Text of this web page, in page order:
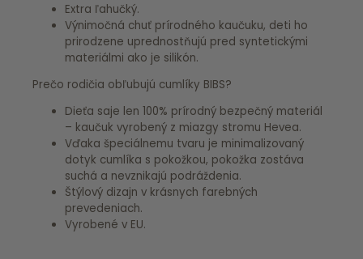
Extra ľahučký.
Výnimočná chuť prírodného kaučuku, deti ho
prirodzene uprednostňujú pred syntetickými
materiálmi ako je silikón.
Prečo rodičia obľubujú cumlíky BIBS?
Dieťa saje len 100% prírodný bezpečný materiál
– kaučuk vyrobený z miazgy stromu Hevea.
Vďaka špeciálnemu tvaru je minimalizovaný
dotyk cumlíka s pokožkou, pokožka zostáva
suchá a nevznikajú podráždenia.
Štýlový dizajn v krásnych farebných
prevedeniach.
Vyrobené v EU.